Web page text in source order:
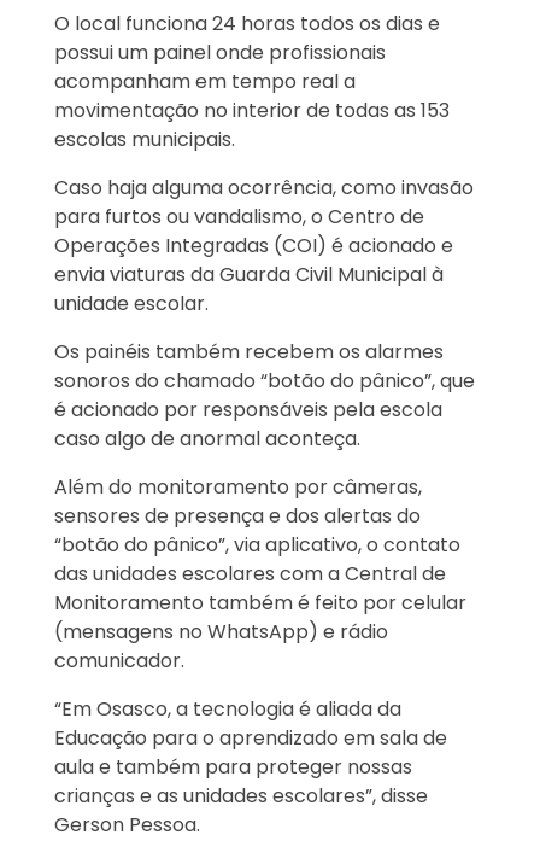
O local funciona 24 horas todos os dias e
possui um painel onde profissionais
acompanham em tempo real a
movimentação no interior de todas as 153
escolas municipais.
Caso haja alguma ocorrência, como invasão
para furtos ou vandalismo, o Centro de
Operações Integradas (COI) é acionado e
envia viaturas da Guarda Civil Municipal à
unidade escolar.
Os painéis também recebem os alarmes
sonoros do chamado “botão do pânico”, que
é acionado por responsáveis pela escola
caso algo de anormal aconteça.
Além do monitoramento por câmeras,
sensores de presença e dos alertas do
“botão do pânico”, via aplicativo, o contato
das unidades escolares com a Central de
Monitoramento também é feito por celular
(mensagens no WhatsApp) e rádio
comunicador.
“Em Osasco, a tecnologia é aliada da
Educação para o aprendizado em sala de
aula e também para proteger nossas
crianças e as unidades escolares”, disse
Gerson Pessoa.